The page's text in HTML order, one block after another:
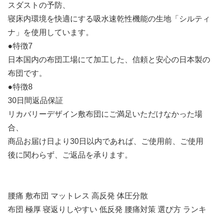
スダストの予防、
寝床内環境を快適にする吸水速乾性機能の生地「シルティ
ナ」を使用しています。
●特徴7
日本国内の布団工場にて加工した、信頼と安心の日本製の
布団です。
●特徴8
30日間返品保証
リカバリーデザイン敷布団にご満足いただけなかった場
合、
商品お届け日より30日以内であれば、ご使用前、ご使用
後に関わらず、ご返品を承ります。
腰痛 敷布団 マットレス 高反発 体圧分散
布団 極厚 寝返りしやすい 低反発 腰痛対策 選び方 ランキ